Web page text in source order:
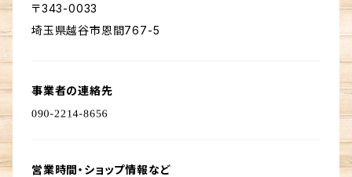
〒343-0033
埼玉県越谷市恩間767-5
事業者の連絡先
営業時間・ショップ情報など